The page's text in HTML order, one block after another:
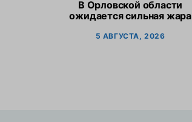
В Орловской области
ожидается сильная жара
5 АВГУСТА, 2026